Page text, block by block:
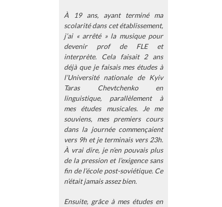
À 19 ans, ayant terminé ma
scolarité dans cet établissement,
j’ai « arrêté » la musique pour
devenir prof de FLE et
interprète. Cela faisait 2 ans
déjà que je faisais mes études à
l’Université nationale de Kyiv
Taras Chevtchenko en
linguistique, parallèlement à
mes études musicales. Je me
souviens, mes premiers cours
dans la journée commençaient
vers 9h et je terminais vers 23h.
À vrai dire, je n’en pouvais plus
de la pression et l’exigence sans
fin de l’école post-soviétique. Ce
n’était jamais assez bien.
Ensuite, grâce à mes études en